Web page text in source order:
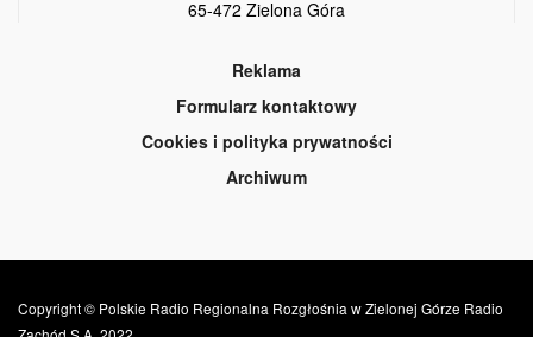
65-472 Zielona Góra
Reklama
Formularz kontaktowy
Cookies i polityka prywatności
Archiwum
Copyright © Polskie Radio Regionalna Rozgłośnia w Zielonej Górze Radio